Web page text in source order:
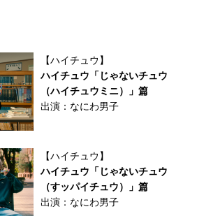
【ハイチュウ】
ハイチュウ「じゃないチュウ
（ハイチュウミニ）」篇
出演：なにわ男子
【ハイチュウ】
ハイチュウ「じゃないチュウ
（すッパイチュウ）」篇
出演：なにわ男子